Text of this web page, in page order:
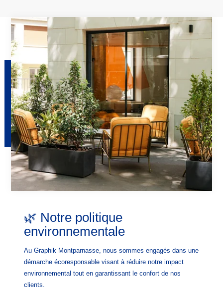
🌿 Notre politique
environnementale
Au Graphik Montparnasse, nous sommes engagés dans une
démarche écoresponsable visant à réduire notre impact
environnemental tout en garantissant le confort de nos
clients.